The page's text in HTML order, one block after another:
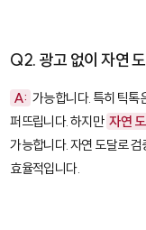
Q2. 광고 없이 자연
A: 가능합니다. 특히 틱톡
퍼뜨립니다. 하지만 자연
가능합니다. 자연 도달로
효율적입니다.